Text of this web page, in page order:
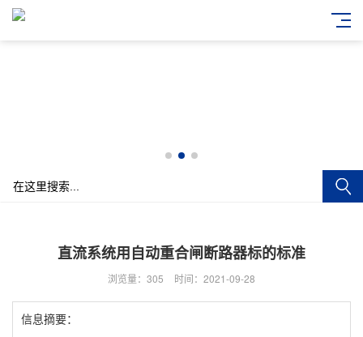
直流系统用自动重合闸断路器标的标准
浏览量：305 时间：2021-09-28
信息摘要：